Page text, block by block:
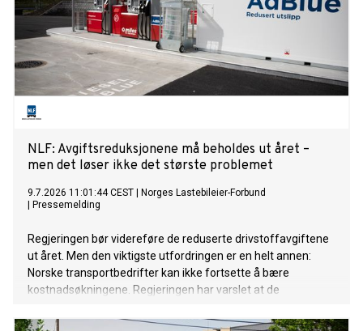
med høye kostnader og stor usikkerhet. Å øke avgiftene i ett
hopp samtidig som nabolandet senker dem, vil svekke
økonomien i en næring som allerede opererer med svært
små marginer. Men selv om avgiftsnivået er viktig, er det
ikke her den største utfordringen ligger.
NLF: Avgiftsreduksjonene må beholdes ut året –
men det løser ikke det største problemet
9.7.2026 11:01:44 CEST
Norges Lastebileier-Forbund
Pressemelding
Regjeringen bør videreføre de reduserte drivstoffavgiftene
ut året. Men den viktigste utfordringen er en helt annen:
Norske transportbedrifter kan ikke fortsette å bære
kostnadsøkningene. Regjeringen har varslet at de
1. september. NLF mener det er feil tidspunkt. I Sverige har